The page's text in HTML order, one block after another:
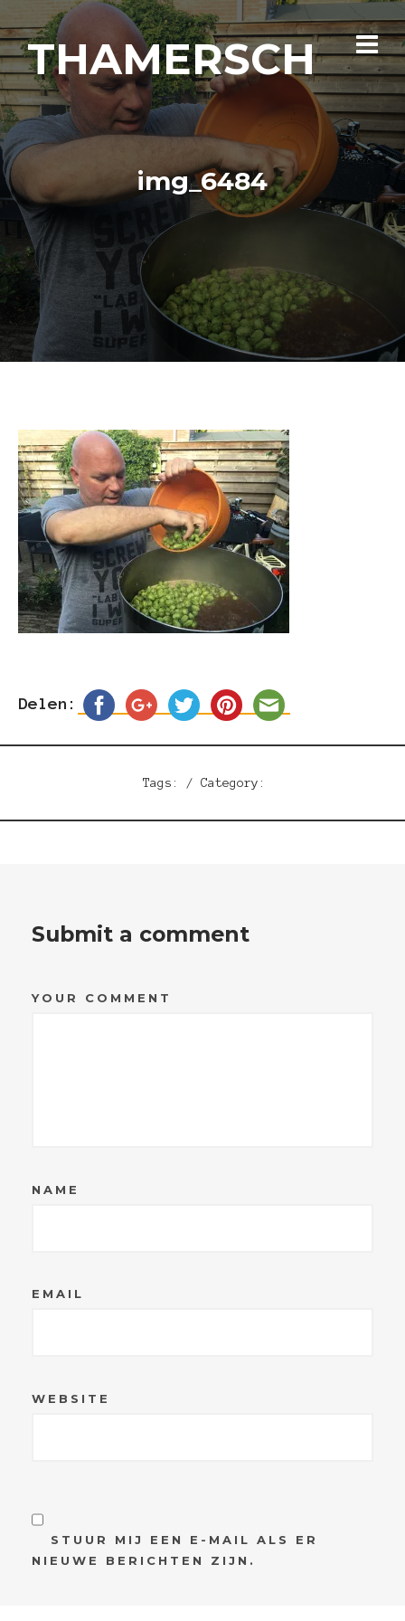
THAMERSCH
img_6484
Delen:
Tags: / Category:
Submit a comment
YOUR COMMENT
NAME
EMAIL
WEBSITE
STUUR MIJ EEN E-MAIL ALS ER
NIEUWE BERICHTEN ZIJN.